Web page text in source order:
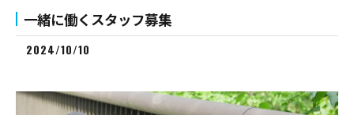
一緒に働くスタッフ募集
2024/10/10